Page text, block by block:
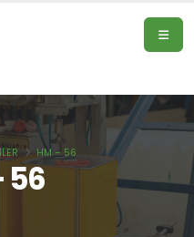
56
HM – 56